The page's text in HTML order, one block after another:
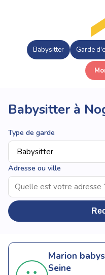
Babysitter Garde
Babysitter à
Type de garde
Adresse ou ville
Marion
Seine